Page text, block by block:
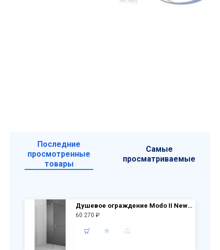
Последние
просмотренные
товары
Самые
просматриваемые
Душевое ограждение Modo II New 130 389134-01-01 130х200 см прозрачное стекло
60 270 ₽